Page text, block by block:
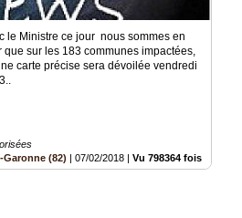
le Ministre ce jour nous sommes en
sur les 183 communes impactées,
carte précise sera dévoilée vendredi
Garonne (82) | 07/02/2018 | Vu 798364 fois